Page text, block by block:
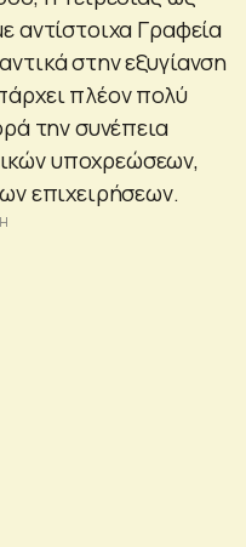
αντίστοιχα Γραφεία
στην εξυγίανση
πλέον πολύ
την συνέπεια
υποχρεώσεων,
επιχειρήσεων.